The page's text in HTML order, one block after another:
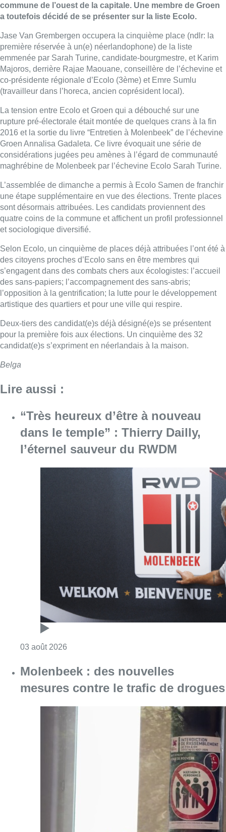
commune de l’ouest de la capitale. Une membre de Groen
a toutefois décidé de se présenter sur la liste Ecolo.
Jase Van Grembergen occupera la cinquième place (ndlr: la
première réservée à un(e) néerlandophone) de la liste
emmenée par Sarah Turine, candidate-bourgmestre, et Karim
Majoros, derrière Rajae Maouane, conseillère de l’échevine et
co-présidente régionale d’Ecolo (3ème) et Emre Sumlu
(travailleur dans l’horeca, ancien coprésident local).
La tension entre Ecolo et Groen qui a débouché sur une
rupture pré-électorale était montée de quelques crans à la fin
2016 et la sortie du livre “Entretien à Molenbeek” de l’échevine
Groen Annalisa Gadaleta. Ce livre évoquait une série de
considérations jugées peu amènes à l’égard de communauté
maghrébine de Molenbeek par l’échevine Ecolo Sarah Turine.
L’assemblée de dimanche a permis à Ecolo Samen de franchir
une étape supplémentaire en vue des élections. Trente places
sont désormais attribuées. Les candidats proviennent des
quatre coins de la commune et affichent un profil professionnel
et sociologique diversifié.
Selon Ecolo, un cinquième de places déjà attribuées l’ont été à
des citoyens proches d’Ecolo sans en être membres qui
s’engagent dans des combats chers aux écologistes: l’accueil
des sans-papiers; l’accompagnement des sans-abris;
l’opposition à la gentrification; la lutte pour le développement
artistique des quartiers et pour une ville qui respire.
Deux-tiers des candidat(e)s déjà désigné(e)s se présentent
pour la première fois aux élections. Un cinquième des 32
candidat(e)s s’expriment en néerlandais à la maison.
Belga
Lire aussi :
“Très heureux d’être à nouveau
dans le temple” : Thierry Dailly,
l’éternel sauveur du RWDM
03 août 2026
Molenbeek : des nouvelles
mesures contre le trafic de drogues